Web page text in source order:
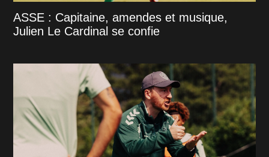
ASSE : Capitaine, amendes et musique,
Julien Le Cardinal se confie